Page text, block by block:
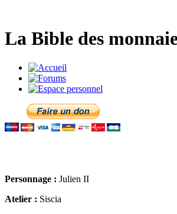
La Bible des
Personnage : Julien II
Atelier : Siscia